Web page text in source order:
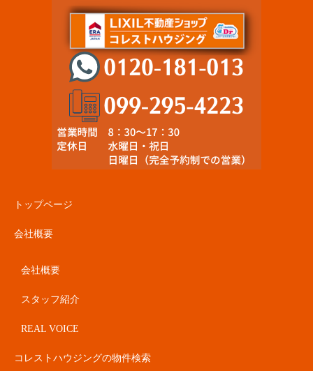
トップページ
会社概要
会社概要
スタッフ紹介
REAL VOICE
コレストハウジングの物件検索